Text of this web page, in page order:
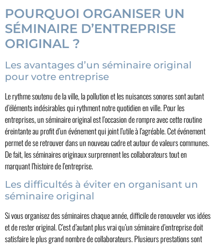
POURQUOI ORGANISER UN
SÉMINAIRE D’ENTREPRISE
ORIGINAL ?
Les avantages d’un séminaire original
pour votre entreprise
Le rythme soutenu de la ville, la pollution et les nuisances sonores sont autant
d’éléments indésirables qui rythment notre quotidien en ville. Pour les
entreprises, un séminaire original est l’occasion de rompre avec cette routine
éreintante au profit d’un événement qui joint l’utile à l’agréable. Cet événement
permet de se retrouver dans un nouveau cadre et autour de valeurs communes.
De fait, les séminaires originaux surprennent les collaborateurs tout en
marquant l’histoire de l’entreprise.
Les difficultés à éviter en organisant un
séminaire original
Si vous organisez des séminaires chaque année, difficile de renouveler vos idées
et de rester original. C’est d’autant plus vrai qu’un séminaire d’entreprise doit
satisfaire le plus grand nombre de collaborateurs. Plusieurs prestations sont